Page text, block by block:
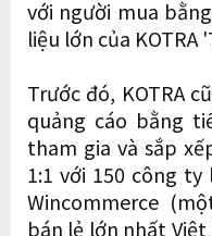
với người mua
liệu lớn của KOTRA
Trước đó, KOTRA
quảng cáo bằng
tham gia và sắp
1:1 với 150 công
Wincommerce
bán lẻ lớn nhất